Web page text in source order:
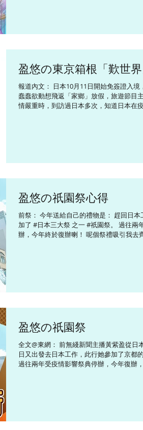
盈悠の東京箱根「歎世
報道內文： 日本10月11日開始免簽證入境
蠢蠢欲動想飛返「家鄉」放假，旅遊節目主
情嚴重時，到訪過日本多次，知道日本在疫
盈悠の祇園祭心得
前祭： 今年送給自己的禮物是： 趕回日本
加了 #日本三大祭 之一 #祇園祭。 過往兩年因疫情而停
辦，今年終於復辦喇！ 呢個祭禮吸引我去
盈悠の祇園祭
全文@東網： 前無綫新聞主播黃紫盈從日
日又出發去日本工作，此行她參加了京都
過往兩年受疫情影響祭典停辦，今年復辦，